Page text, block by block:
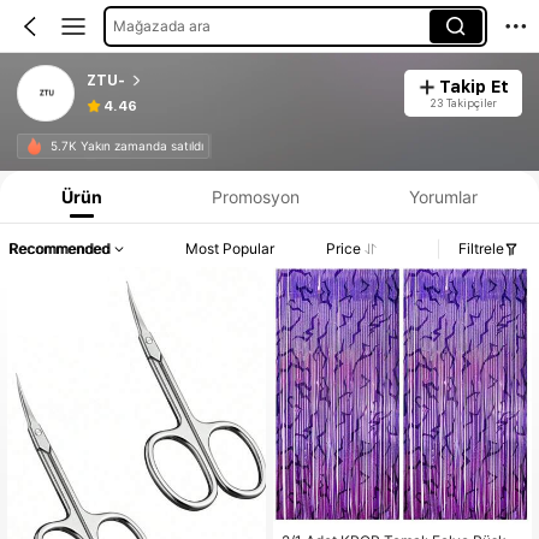
Mağazada ara
ZTU-
4.46
Takip Et
23 Takipçiler
5.7K Yakın zamanda satıldı
Ürün Promosyon Yorumlar
Recommended Most Popular Price Filtrele